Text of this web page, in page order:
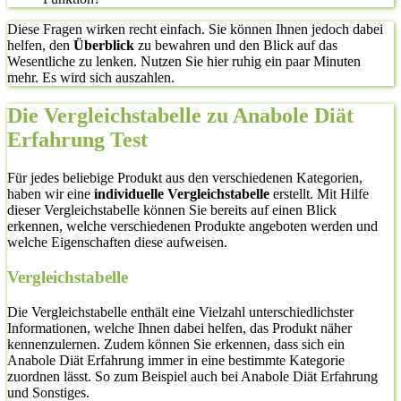
Diese Fragen wirken recht einfach. Sie können Ihnen jedoch dabei
helfen, den Überblick zu bewahren und den Blick auf das
Wesentliche zu lenken. Nutzen Sie hier ruhig ein paar Minuten
mehr. Es wird sich auszahlen.
Die Vergleichstabelle zu Anabole Diät
Erfahrung Test
Für jedes beliebige Produkt aus den verschiedenen Kategorien,
haben wir eine individuelle Vergleichstabelle erstellt. Mit Hilfe
dieser Vergleichstabelle können Sie bereits auf einen Blick
erkennen, welche verschiedenen Produkte angeboten werden und
welche Eigenschaften diese aufweisen.
Vergleichstabelle
Die Vergleichstabelle enthält eine Vielzahl unterschiedlichster
Informationen, welche Ihnen dabei helfen, das Produkt näher
kennenzulernen. Zudem können Sie erkennen, dass sich ein
Anabole Diät Erfahrung immer in eine bestimmte Kategorie
zuordnen lässt. So zum Beispiel auch bei Anabole Diät Erfahrung
und Sonstiges.